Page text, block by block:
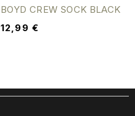
BOYD CREW SOCK BLACK
12,99 €